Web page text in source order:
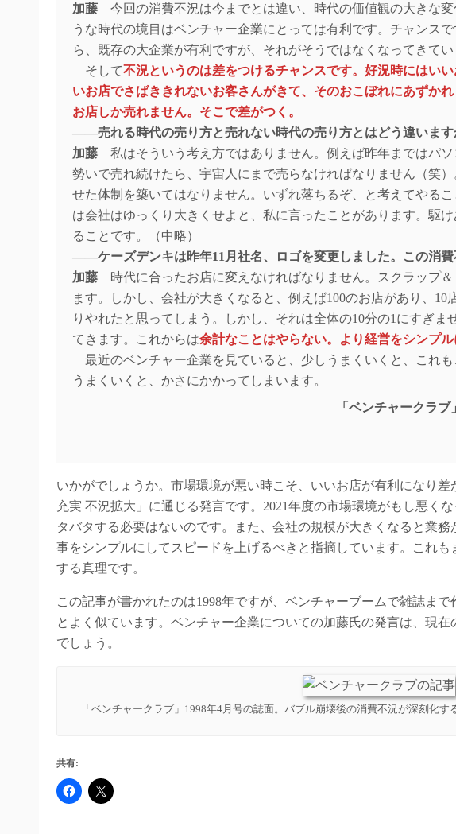
加藤 今回の消費不況は今までとは違い、時代の価値観の大きな
うな時代の境目はベンチャー企業にとっては有利です。チャンス
ら、既存の大企業が有利ですが、それがそうではなくなってきてい
そして不況というのは差をつけるチャンスです。好況時にはい
いお店でさばききれないお客さんがきて、そのおこぼれにあずか
お店しか売れません。そこで差がつく。
――売れる時代の売り方と売れない時代の売り方とはどう違います
加藤 私はそういう考え方ではありません。例えば昨年まではパ
勢いで売れ続けたら、宇宙人にまで売らなければなりません（笑
せた体制を築いてはなりません。いずれ落ちるぞ、と考えてやる
は会社はゆっくり大きくせよと、私に言ったことがあります。駆
ることです。（中略）
――ケーズデンキは昨年11月社名、ロゴを変更しました。この消費
加藤 時代に合ったお店に変えなければなりません。スクラップ
ます。しかし、会社が大きくなると、例えば100のお店があり、
りやれたと思ってしまう。しかし、それは全体の10分の1にすぎま
てきます。これからは余計なことはやらない。より経営をシンプ
最近のベンチャー企業を見ていると、少しうまくいくと、これ
うまくいくと、かさにかかってしまいます。
「ベンチャークラ
いかがでしょうか。市場環境が悪い時こそ、いいお店が有利になり
充実 不況拡大」に通じる発言です。2021年度の市場環境がもし悪く
タバタする必要はないのです。また、会社の規模が大きくなると業
事をシンプルにしてスピードを上げるべきと指摘しています。これ
する真理です。
この記事が書かれたのは1998年ですが、ベンチャーブームで雑誌ま
とよく似ています。ベンチャー企業についての加藤氏の発言は、現
でしょう。
「ベンチャークラブ」1998年4月号の誌面。バブル崩壊後の消費不況が深刻化す
共有: